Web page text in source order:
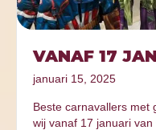
VANAF 17
januari 15, 2025
Beste carnavallers met
wij vanaf 17 januari